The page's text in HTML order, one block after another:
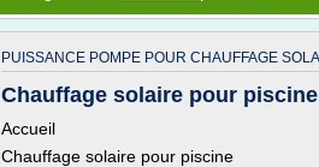
PUISSANCE POMPE POUR CHAUFFAGE
Chauffage solaire pour
Accueil
Chauffage solaire pour piscine